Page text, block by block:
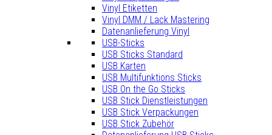
Vinyl Etiketten
Vinyl DMM / Lack Mastering
Datenanlieferung Vinyl
USB-Sticks
USB Sticks Standard
USB Karten
USB Multifunktions Sticks
USB On the Go Sticks
USB Stick Dienstleistungen
USB Stick Verpackungen
USB Stick Zubehör